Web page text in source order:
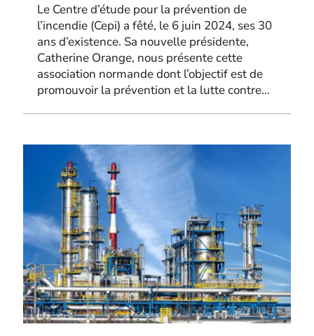
Le Centre d’étude pour la prévention de
l’incendie (Cepi) a fêté, le 6 juin 2024, ses 30
ans d’existence. Sa nouvelle présidente,
Catherine Orange, nous présente cette
association normande dont l’objectif est de
promouvoir la prévention et la lutte contre…